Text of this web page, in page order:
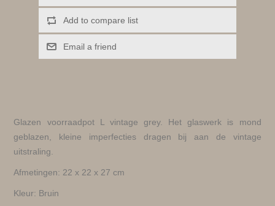
Add to compare list
Email a friend
Glazen voorraadpot L vintage grey. Het glaswerk is mond
geblazen, kleine imperfecties dragen bij aan de vintage
uitstraling.
Afmetingen: 22 x 22 x 27 cm
Kleur: Bruin